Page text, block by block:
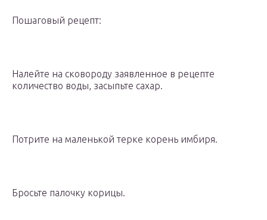
Пошаговый рецепт:
Налейте на сковороду заявленное в рецепте
количество воды, засыпьте сахар.
Потрите на маленькой терке корень имбиря.
Бросьте палочку корицы.